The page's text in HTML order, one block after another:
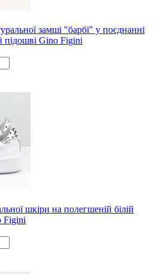
замші "барбі" у поєднанні
підошві Gino Figini
шкіри на полегшеній білій
Figini